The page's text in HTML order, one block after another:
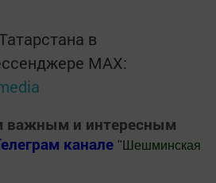
в
MАХ:
важным и интересным
канале " Шешминская